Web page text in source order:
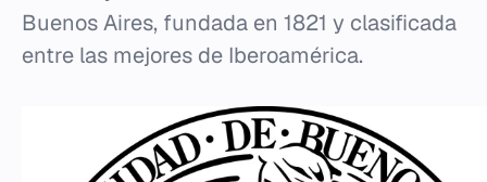
Buenos Aires, fundada en 1821 y clasificada
entre las mejores de Iberoamérica.